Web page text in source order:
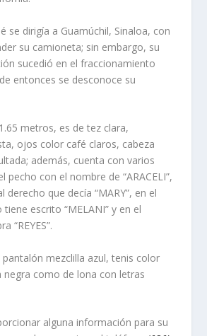
se dirigía a Guamúchil, Sinaloa, con
su camioneta; sin embargo, su
sucedió en el fraccionamiento
entonces se desconoce su
metros, es de tez clara,
ojos color café claros, cabeza
además, cuenta con varios
pecho con el nombre de “ARACELI”,
que decía “MARY”, en el
escrito “MELANI” y en el
“REYES”.
pantalón mezclilla azul, tenis color
negra como de lona con letras
alguna información para su